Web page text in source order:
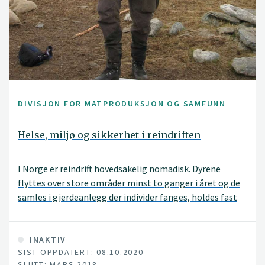
DIVISJON FOR MATPRODUKSJON OG SAMFUNN
Helse, miljø og sikkerhet i reindriften
I Norge er reindrift hovedsakelig nomadisk. Dyrene
flyttes over store områder minst to ganger i året og de
samles i gjerdeanlegg der individer fanges, holdes fast
Arbeidet gjøres manuelt, ofte under lave temperaturer
og med relativt stor risiko for belastningsskader for
reindriftsutøveren. Formålet med dette prosjektet var å
INAKTIV
SIST OPPDATERT: 08.10.2020